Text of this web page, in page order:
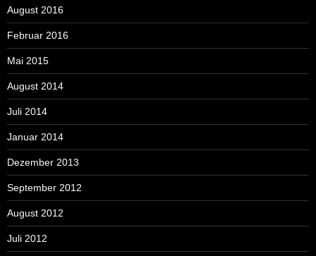
August 2016
Februar 2016
Mai 2015
August 2014
Juli 2014
Januar 2014
Dezember 2013
September 2012
August 2012
Juli 2012